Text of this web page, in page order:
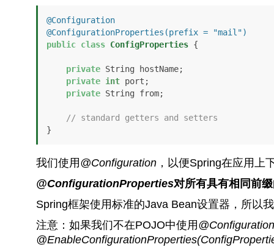
@Configuration
@ConfigurationProperties(prefix = "mail")
public class ConfigProperties {
private String hostName;
private int port;
private String from;
// standard getters and setters
}
我们使用 @Configuration，以便Spring在应用上
@ConfigurationProperties对所有具有相同前
Spring框架使用标准的Java Bean设置器，所以
注意：如果我们不在POJO中使用 @Configuration